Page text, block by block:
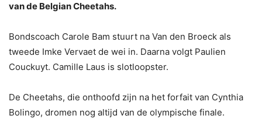
van de Belgian Cheetahs.
Bondscoach Carole Bam stuurt na Van den Broeck als
tweede Imke Vervaet de wei in. Daarna volgt Paulien
Couckuyt. Camille Laus is slotloopster.
De Cheetahs, die onthoofd zijn na het forfait van Cynthia
Bolingo, dromen nog altijd van de olympische finale.